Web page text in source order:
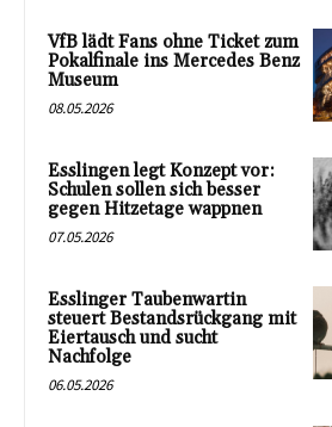
VfB lädt Fans ohne Ticket zum
Pokalfinale ins Mercedes Benz
Museum
08.05.2026
Esslingen legt Konzept vor:
Schulen sollen sich besser
gegen Hitzetage wappnen
07.05.2026
Esslinger Taubenwartin
steuert Bestandsrückgang mit
Eiertausch und sucht
Nachfolge
06.05.2026